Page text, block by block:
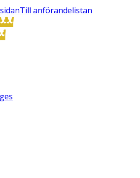
Till anförandelistan